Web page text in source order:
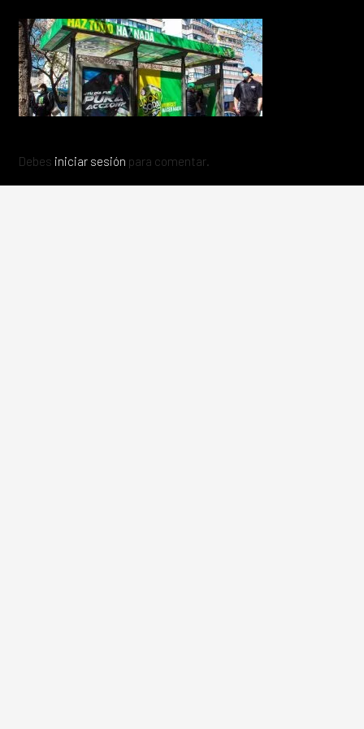
Debes iniciar sesión para comentar.